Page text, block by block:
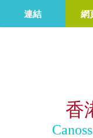
香
連結 網